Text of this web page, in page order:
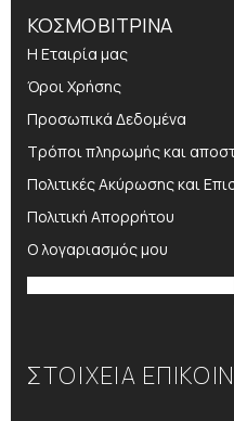
ΚΟΣΜΟΒΙΤΡΙΝΑ
Η Εταιρία μας
Όροι Χρήσης
Προσωπικά Δεδομένα
Τρόποι πληρωμής και
Πολιτικές Ακύρωσης και
Πολιτική Απορρήτου
Ο λογαριασμός μου
ΣΤΟΙΧΕΙΑ